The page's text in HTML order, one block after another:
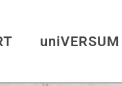
uniVERSUM